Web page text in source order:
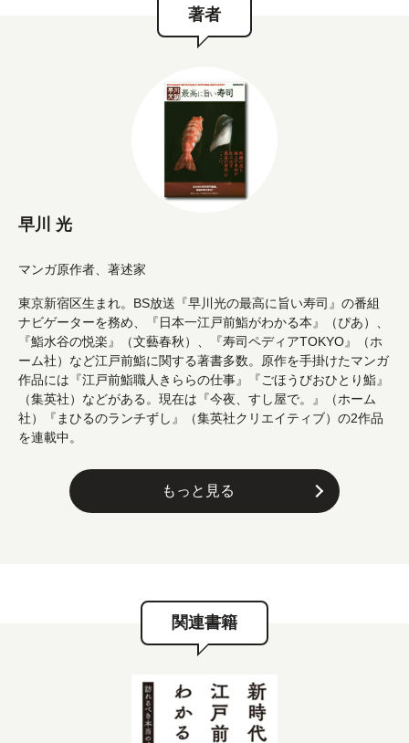
著者
早川 光
マンガ原作者、著述家
東京新宿区生まれ。BS放送『早川光の最高に旨い寿司』の番組
ナビゲーターを務め、『日本一江戸前鮨がわかる本』（ぴあ）、
『鮨水谷の悦楽』（文藝春秋）、『寿司ペディアTOKYO』（ホ
ーム社）など江戸前鮨に関する著書多数。原作を手掛けたマンガ
作品には『江戸前鮨職人きららの仕事』『ごほうびおひとり鮨』
（集英社）などがある。現在は『今夜、すし屋で。』（ホーム
社）『まひるのランチずし』（集英社クリエイティブ）の2作品
を連載中。
もっと見る
関連書籍